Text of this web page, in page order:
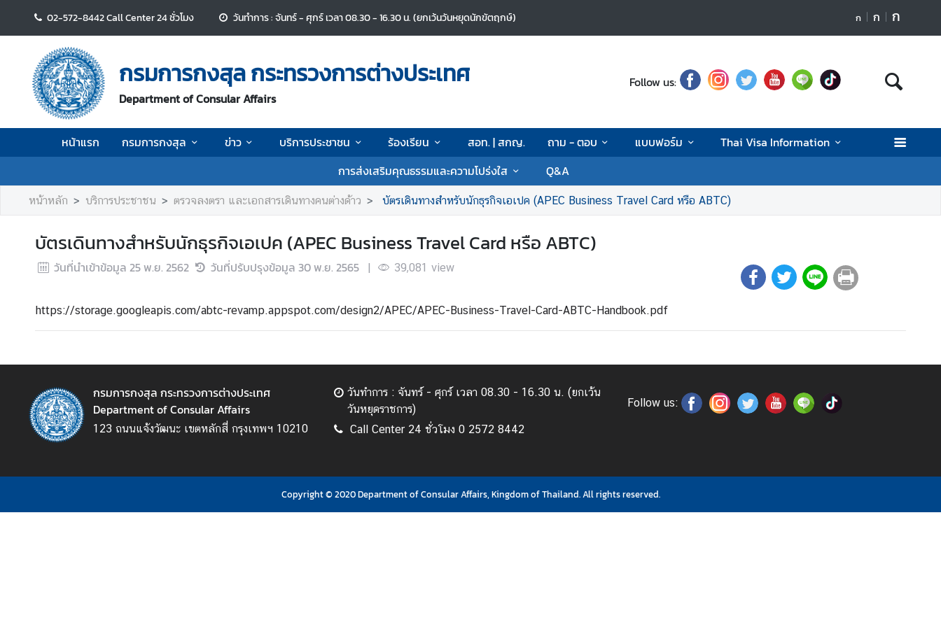
02-572-8442 Call Center 24 ชั่วโมง วันทำการ : จันทร์ - ศุกร์ เวลา 08.30 - 16.30 น. (ยกเว้นวันหยุดนักขัตฤกษ์) ก ก ก
กรมการกงสุล กระทรวงการต่างประเทศ
Department of Consular Affairs
Follow us:
หน้าแรก กรมการกงสุล ข่าว บริการประชาชน ร้องเรียน สอท. | สกญ. ถาม - ตอบ แบบฟอร์ม
Thai Visa Information
การส่งเสริมคุณธรรมและความโปร่งใส
Q&A
น้
า
แ
ก
ก
ม
ก
ร
ก
ง
ล
บ
ป
หน้าหลัก บริการประชาชน ตรวจลงตรา และเอกสารเดินทางคนต่างด้าว บัตรเดินทางสำหรับนักธุรกิจเอเปค (APEC Business Travel Card หรือ ABTC)
บัตรเดินทางสำหรับนักธุรกิจเอเปค (APEC Business Travel Card หรือ ABTC)
วันที่นำเข้าข้อมูล 25 พ.ย. 2562 วันที่ปรับปรุงข้อมูล 30 พ.ย. 2565 | 39,081 view
https://storage.googleapis.com/abtc-revamp.appspot.com/design2/APEC/APEC-Business-Travel-Card-ABTC-Handbook.pdf
กรมการกงสุล กระทรวงการต่างประเทศ
Department of Consular Affairs
123 ถนนแจ้งวัฒนะ เขตหลักสี่ กรุงเทพฯ 10210
วันทำการ : จันทร์ - ศุกร์ เวลา 08.30 - 16.30 น. (ยกเว้น
วันหยุดราชการ)
Call Center 24 ชั่วโมง 0 2572 8442
Follow us:
Copyright © 2020 Department of Consular Affairs, Kingdom of Thailand. All rights reserved.